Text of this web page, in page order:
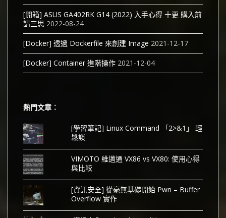
[開箱] ASUS GA402RK G14 (2022) 入手心得 十更 購入前
請三思 2022-08-24
[Docker] 透過 Dockerfile 來創建 Image 2021-12-17
[Docker] Container 進階操作 2021-12-04
熱門文章︰
[學習筆記] Linux Command 「2>&1」 輕
鬆談
VIMOTO 維邁通 VX86 vs VX80: 使用心得
與比較
[資訊安全] 從毫無基礎開始 Pwn – Buffer
Overflow 實作